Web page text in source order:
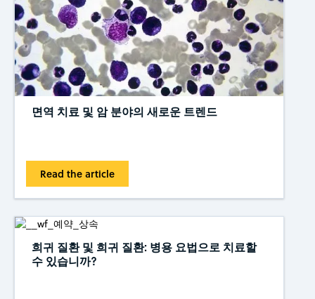
면역 치료 및 암 분야의 새로운 트렌드
Read the article
희귀 질환 및 희귀 질환: 병용 요법으로 치료할
수 있습니까?